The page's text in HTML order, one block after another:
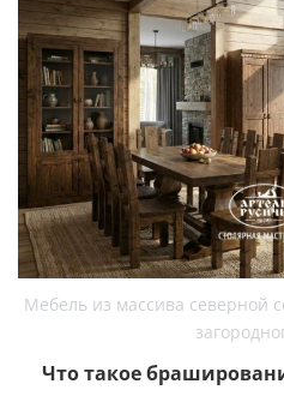
Мебель из массива северной
Что такое